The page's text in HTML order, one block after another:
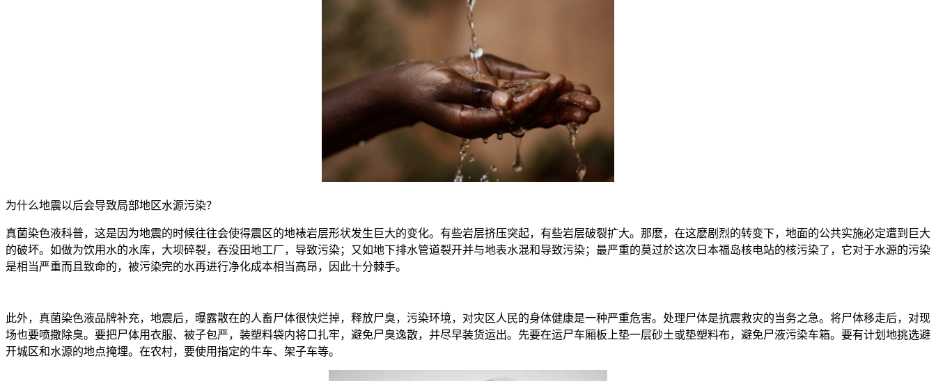
为什么地震以后会导致局部地区水源污染？
真菌染色液科普，这是因为地震的时候往往会使得震区的地裱岩层形状发生巨大的变化。有些岩层挤压突起，有些岩层破裂扩大。那麽，在这麽剧烈的转变下，地面的公共实施必定遭到巨大
的破坏。如做为饮用水的水库，大坝碎裂，吞没田地工厂，导致污染；又如地下排水管道裂开并与地表水混和导致污染；最严重的莫过於这次日本福岛核电站的核污染了，它对于水源的污染
是相当严重而且致命的，被污染完的水再进行净化成本相当高昂，因此十分棘手。
此外，真菌染色液品牌补充，地震后，曝露散在的人畜尸体很快烂掉，释放尸臭，污染环境，对灾区人民的身体健康是一种严重危害。处理尸体是抗震救灾的当务之急。将尸体移走后，对现
场也要喷撒除臭。要把尸体用衣服、被子包严，装塑料袋内将口扎牢，避免尸臭逸散，并尽早装货运出。先要在运尸车厢板上垫一层砂土或垫塑料布，避免尸液污染车箱。要有计划地挑选避
开城区和水源的地点掩埋。在农村，要使用指定的牛车、架子车等。